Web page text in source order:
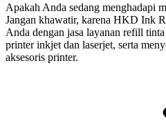
Apakah Anda sedang menghadapi
Jangan khawatir, karena HKD Ink
Anda dengan jasa layanan refill
printer inkjet dan laserjet, serta
aksesoris printer.